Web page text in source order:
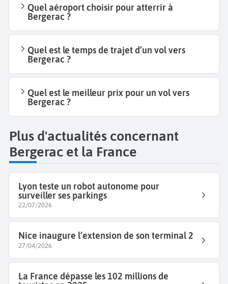
Quel aéroport choisir pour atterrir à
Bergerac ?
Quel est le temps de trajet d’un vol vers
Bergerac ?
Quel est le meilleur prix pour un vol vers
Bergerac ?
Plus d'actualités concernant
Bergerac et la France
Lyon teste un robot autonome pour
surveiller ses parkings
22/07/2026
Nice inaugure l’extension de son terminal 2
27/04/2026
La France dépasse les 102 millions de